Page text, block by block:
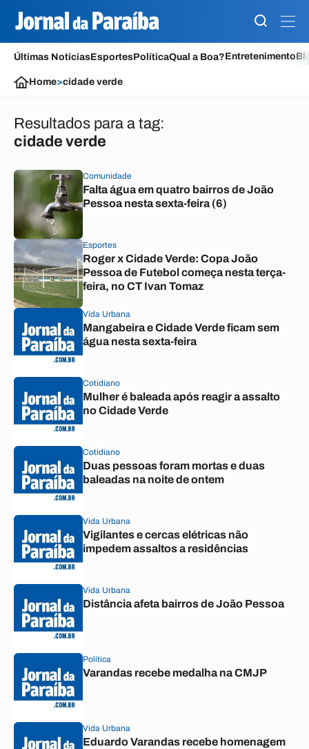
Últimas NotíciasEsportesPolíticaQual a Boa?Entretenimento
Home>cidade verde
Resultados para a tag:
cidade verde
Comunidade
Falta água em quatro bairros de João
Pessoa nesta sexta-feira (6)
Esportes
Roger x Cidade Verde: Copa João
Pessoa de Futebol começa nesta terça-
feira, no CT Ivan Tomaz
Vida Urbana
Mangabeira e Cidade Verde ficam sem
água nesta sexta-feira
Cotidiano
Mulher é baleada após reagir a assalto
no Cidade Verde
Cotidiano
Duas pessoas foram mortas e duas
baleadas na noite de ontem
Vida Urbana
Vigilantes e cercas elétricas não
impedem assaltos a residências
Vida Urbana
Distância afeta bairros de João Pessoa
Política
Varandas recebe medalha na CMJP
Vida Urbana
Eduardo Varandas recebe homenagem